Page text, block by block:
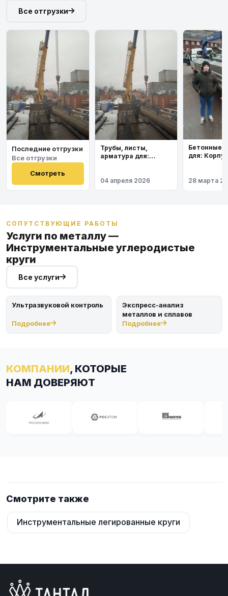
Все отгрузки
Последние отгрузки
Все отгрузки
Смотреть
Трубы, листы,
арматура для:
04 апреля 2026
Бетонные
для:
28 марта
СОПУТСТВУЮЩИЕ РАБОТЫ
Услуги по металлу —
Инструментальные углеродистые
круги
Все услуги
Ультразвуковой контроль
Подробнее
Экспресс-анализ
металлов и сплавов
Подробнее
КОМПАНИИ, КОТОРЫЕ
НАМ ДОВЕРЯЮТ
Смотрите также
Инструментальные легированные круги